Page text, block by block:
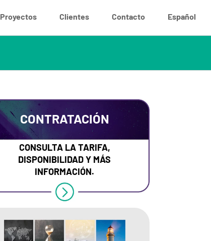
Proyectos Clientes Contacto Español
CONTRATACIÓN
CONSULTA LA TARIFA,
DISPONIBILIDAD Y MÁS
INFORMACIÓN.